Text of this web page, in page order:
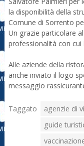
la disponibilità della
Comune di Sorrento
Un grazie particolare
professionalità con cui
Alle aziende della
anche inviato il logo
messaggio
Taggato agenzie di
guide